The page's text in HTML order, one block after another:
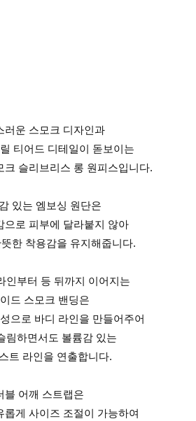
러운 스모크 디자인과
티어드 디테일이 돋보이는
크 슬리브리스 롱 원피스입니다.
있는 엠보싱 원단은
으로 피부에 달라붙지 않아
한 착용감을 유지해줍니다.
인부터 등 뒤까지 이어지는
드 스모크 밴딩은
으로 바디 라인을 만들어주어
림하면서도 볼륨감 있는
트 라인을 연출합니다.
블 어깨 스트랩은
롭게 사이즈 조절이 가능하여